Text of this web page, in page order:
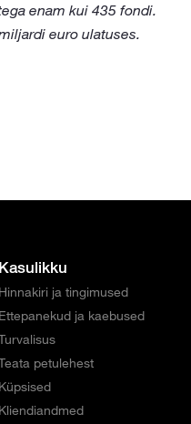
enam kui 435 fondi.
euro ulatuses.
Kasulikku
Hinnakiri ja tingimused
Ettepanekud ja kaebused
petulehest
Küpsised
Kliendiandmed